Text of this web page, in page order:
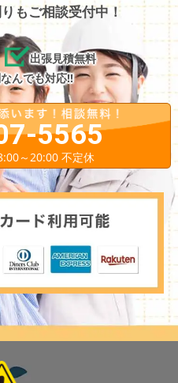
もご相談受付中！
出張見積無料
んでも対応!!
5565
～20:00 不定休